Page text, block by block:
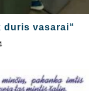
vasarai“